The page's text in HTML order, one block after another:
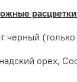
черный
орех,